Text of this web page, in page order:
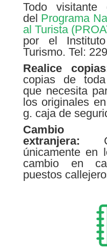
Todo visitante
del Programa
al Turista
por el
Turismo. Tel:
Realice
copias de
que necesita
los originales
g. caja de
Cambio
extranjera:
únicamente en
cambio en
puestos